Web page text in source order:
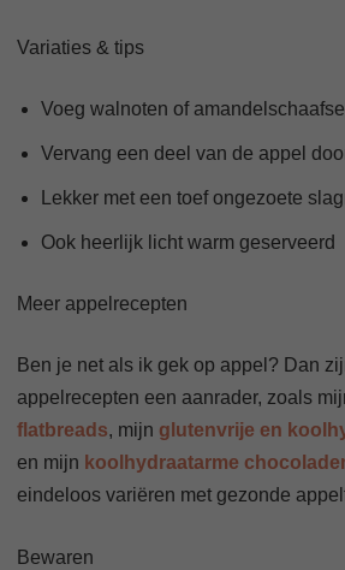
Variaties & tips
Voeg walnoten of
Vervang een deel van de appel
Lekker met een toef ongezoete
Ook heerlijk licht warm geserveerd
Meer appelrecepten
Ben je net als ik gek op appel? Dan
appelrecepten een aanrader, zoals
flatbreads, mijn glutenvrije en
en mijn koolhydraatarme
eindeloos variëren met gezonde
Bewaren